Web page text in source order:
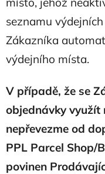
seznamu
Zákazníka
výdejního místa.
V případě, že se
objednávky využít
nepřevezme od
PPL Parcel Shop/
povinen